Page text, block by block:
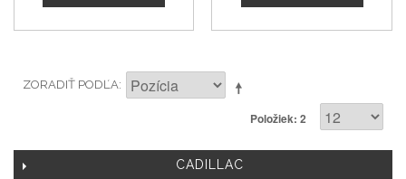
ZORADIŤ PODĽA
Položiek: 2
CADILLAC